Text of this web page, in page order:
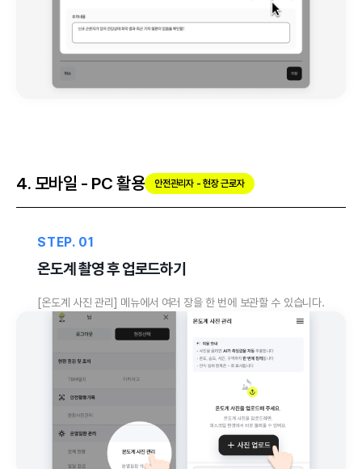
4. 모바일 - PC 활용 안전관리자 - 현장 근로자
STEP. 01
온도계 촬영 후 업로드하기
[온도계 사진 관리] 메뉴에서 여러 장을 한 번에 보관할 수 있습니다.